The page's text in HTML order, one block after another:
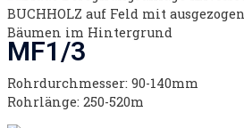
MF1/3
Rohrdurchmesser: 90-140mm
Rohrlänge: 250-520m